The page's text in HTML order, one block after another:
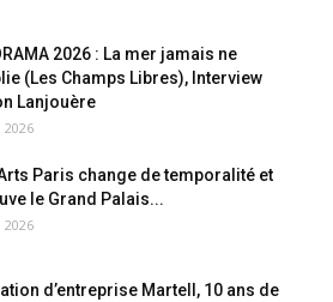
2026 : La mer jamais ne
(Les Champs Libres), Interview
Lanjouère
2026
Paris change de temporalité et
le Grand Palais...
2026
d’entreprise Martell, 10 ans de